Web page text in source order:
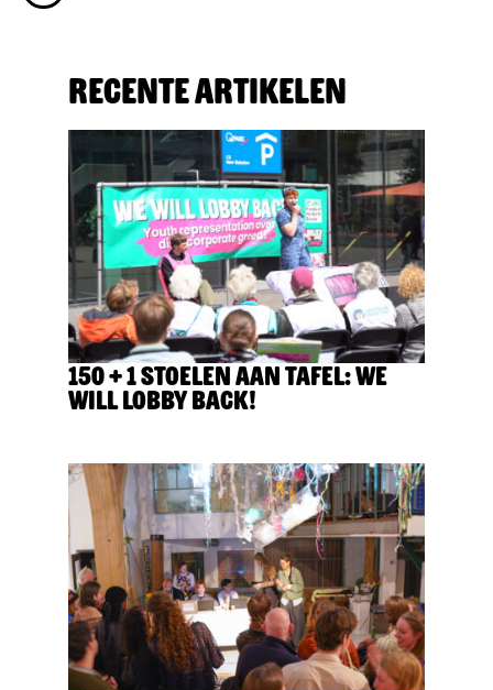
Recente artikelen
150 + 1 stoelen aan tafel: We
Will Lobby Back!